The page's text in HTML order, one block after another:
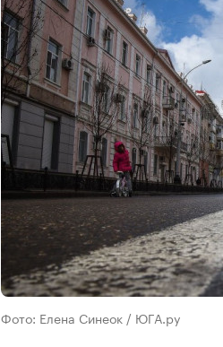
Фото: Елена Синеок / ЮГА.ру